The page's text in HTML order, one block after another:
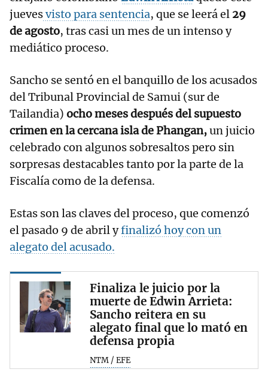
juevesvisto para sentencia, que se leerá el 29
de agosto, tras casi un mes de un intenso y
mediático proceso.
Sancho se sentó en el banquillo de los acusados
del Tribunal Provincial de Samui (sur de
Tailandia) ocho meses después del supuesto
crimen en la cercana isla de Phangan,un juicio
celebrado con algunos sobresaltos pero sin
sorpresas destacables tanto por la parte de la
Fiscalía como de la defensa.
Estas son las claves del proceso, que comenzó
el pasado 9 de abril yfinalizó hoy con un
alegato del acusado.
Finaliza le juicio por la
muerte de Edwin Arrieta:
Sancho reitera en su
alegato final que lo mató en
defensa propia
NTM / EFE